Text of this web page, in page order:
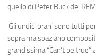
quello di Peter Buck dei
Gli undici brani sono tutti
sopra ma spaziano
grandissima “Can’t be